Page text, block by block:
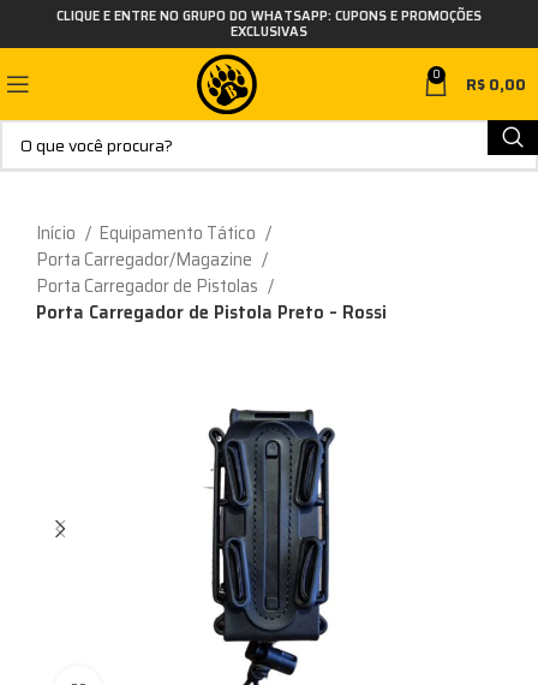
CLIQUE E ENTRE NO GRUPO DO WHATSAPP: CUPONS E PROMOÇÕES
EXCLUSIVAS
0 R$0,00
Início
Equipamento Tático
Porta Carregador/Magazine
Porta Carregador de Pistolas
Porta Carregador de Pistola Preto – Rossi